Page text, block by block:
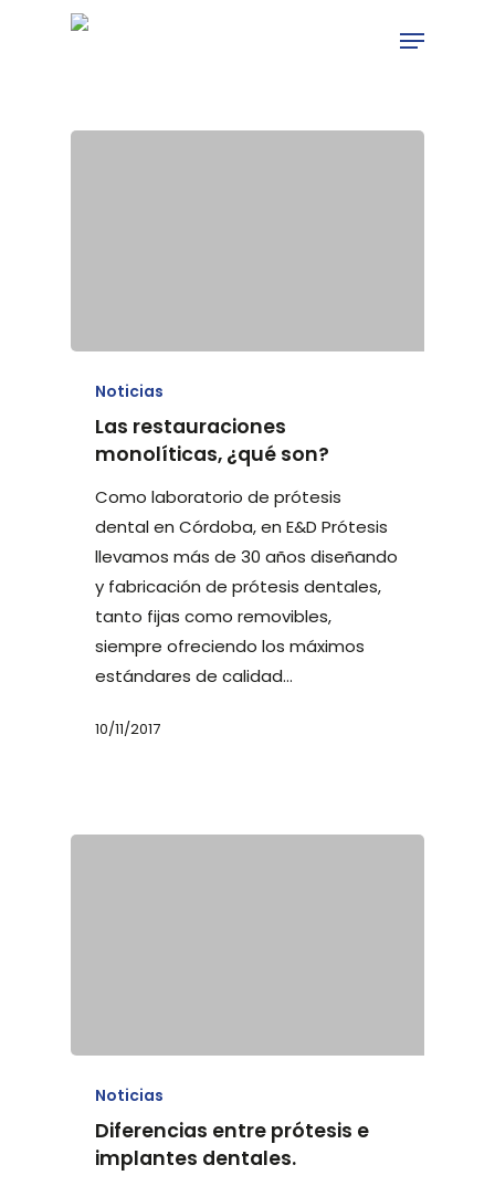
Menu
Noticias
Las restauraciones
monolíticas, ¿qué son?
Como laboratorio de prótesis
dental en Córdoba, en E&D Prótesis
llevamos más de 30 años diseñando
y fabricación de prótesis dentales,
tanto fijas como removibles,
siempre ofreciendo los máximos
estándares de calidad…
10/11/2017
Noticias
Diferencias entre prótesis e
implantes dentales.